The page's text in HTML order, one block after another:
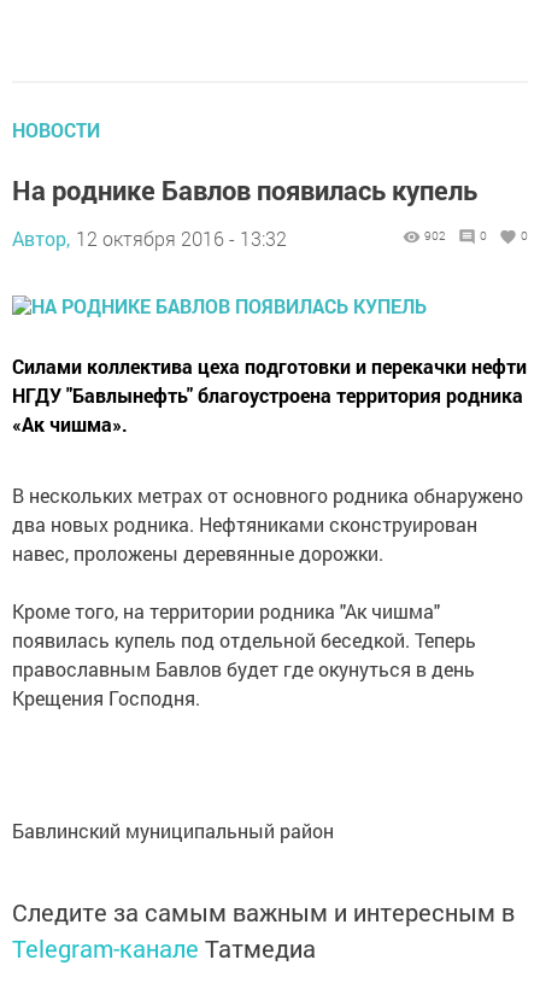
НОВОСТИ
На роднике Бавлов появилась купель
Автор, 12 октября 2016 - 13:32 902 0 0
Силами коллектива цеха подготовки и перекачки нефти
НГДУ "Бавлынефть" благоустроена территория родника
«Ак чишма».
В нескольких метрах от основного родника обнаружено
два новых родника. Нефтяниками сконструирован
навес, проложены деревянные дорожки.
Кроме того, на территории родника "Ак чишма"
появилась купель под отдельной беседкой. Теперь
православным Бавлов будет где окунуться в день
Крещения Господня.
Бавлинский муниципальный район
Следите за самым важным и интересным в
Telegram-канале Татмедиа